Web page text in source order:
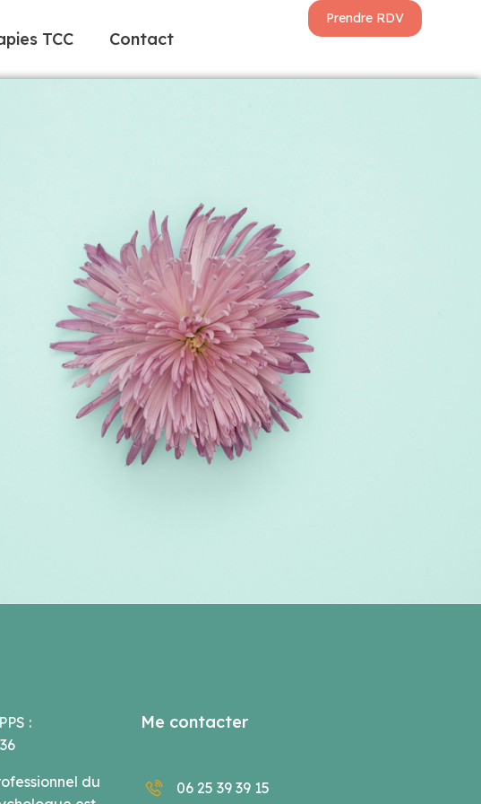
TCC Contact
Prendre RDV
:
du
Me contacter
06 25 39 39 15